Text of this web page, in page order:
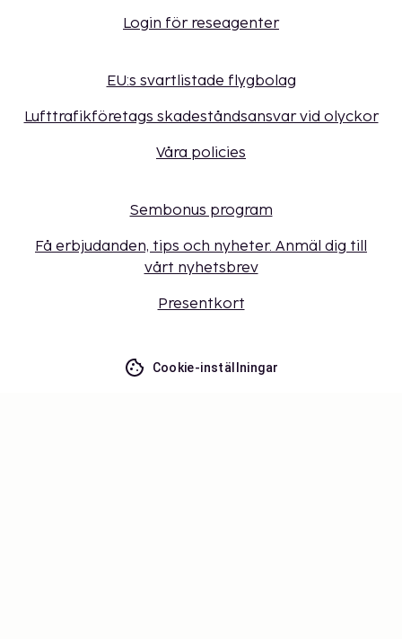
Login för reseagenter
EU:s svartlistade flygbolag
Lufttrafikföretags skadeståndsansvar vid olyckor
Våra policies
Sembonus program
Få erbjudanden, tips och nyheter. Anmäl dig till
vårt nyhetsbrev
Presentkort
Cookie-inställningar